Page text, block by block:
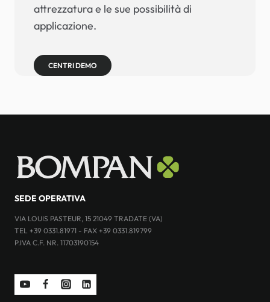
attrezzatura e le sue possibilità di
applicazione.
CENTRI DEMO
SEDE OPERATIVA
VIA LOUIS PASTEUR, 15 21049 TRADATE (VA)
TEL +39 0331.81971 - FAX +39 0331.819799
P.IVA C.F. NR. 11703190154